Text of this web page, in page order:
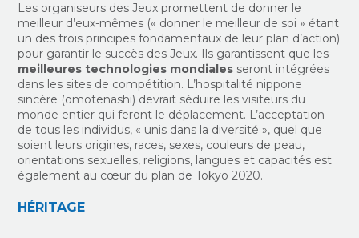
Les organiseurs des Jeux promettent de donner le
meilleur d’eux-mêmes (« donner le meilleur de soi » étant
un des trois principes fondamentaux de leur plan d’action)
pour garantir le succès des Jeux. Ils garantissent que les
meilleures technologies mondiales seront intégrées
dans les sites de compétition. L’hospitalité nippone
sincère (omotenashi) devrait séduire les visiteurs du
monde entier qui feront le déplacement. L’acceptation
de tous les individus, « unis dans la diversité », quel que
soient leurs origines, races, sexes, couleurs de peau,
orientations sexuelles, religions, langues et capacités est
également au cœur du plan de Tokyo 2020.
HÉRITAGE